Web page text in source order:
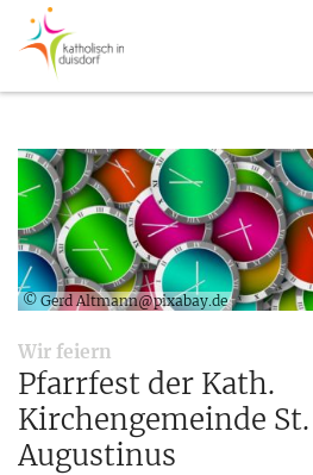
© Gerd Altmann@pixabay.de
Wir feiern
Pfarrfest der Kath.
Kirchengemeinde
Augustinus